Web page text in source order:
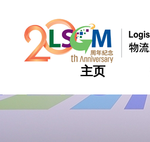
主页
热门
热门
热门
热门
热门